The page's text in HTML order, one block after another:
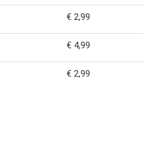
€ 2,99
€ 4,99
€ 2,99